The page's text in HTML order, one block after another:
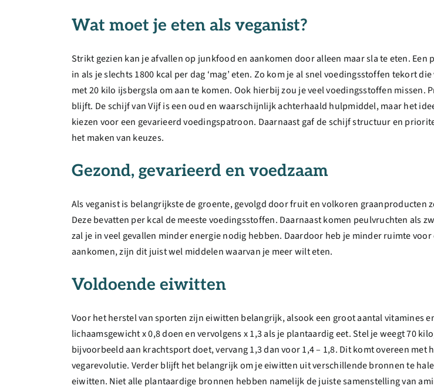
Wat moet je eten als veganist?
Strikt gezien kan je afvallen op junkfood en aankomen door alleen maar sla te eten.
in als je slechts 1800 kcal per dag ‘mag’ eten. Zo kom je al snel voedingsstoffen tekort
met 20 kilo ijsbergsla om aan te komen. Ook hierbij zou je veel voedingsstoffen
blijft. De schijf van Vijf is een oud en waarschijnlijk achterhaald hulpmiddel, maar het
kiezen voor een gevarieerd voedingspatroon. Daarnaast gaf de schijf structuur en
het maken van keuzes.
Gezond, gevarieerd en voedzaam
Als veganist is belangrijkste de groente, gevolgd door fruit en volkoren
Deze bevatten per kcal de meeste voedingsstoffen. Daarnaast komen peulvruchten als
zal je in veel gevallen minder energie nodig hebben. Daardoor heb je minder ruimte
aankomen, zijn dit juist wel middelen waarvan je meer wilt eten.
Voldoende eiwitten
Voor het herstel van sporten zijn eiwitten belangrijk, alsook een groot aantal vitamines
lichaamsgewicht x 0,8 doen en vervolgens x 1,3 als je plantaardig eet. Stel je weegt 70
bijvoorbeeld aan krachtsport doet, vervang 1,3 dan voor 1,4 – 1,8. Dit komt overeen
vegarevolutie. Verder blijft het belangrijk om je eiwitten uit verschillende bronnen te
eiwitten. Niet alle plantaardige bronnen hebben namelijk de juiste samenstelling van